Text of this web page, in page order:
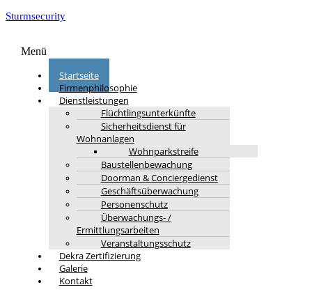
Sturmsecurity
Menü
Startseite
Firmenphilosophie
Dienstleistungen
Flüchtlingsunterkünfte
Sicherheitsdienst für
Wohnanlagen
Wohnparkstreife
Baustellenbewachung
Doorman & Conciergedienst
Geschäftsüberwachung
Personenschutz
Überwachungs- /
Ermittlungsarbeiten
Veranstaltungsschutz
Dekra Zertifizierung
Galerie
Kontakt